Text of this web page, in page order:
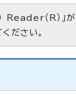
Reader（R）」
ださい。